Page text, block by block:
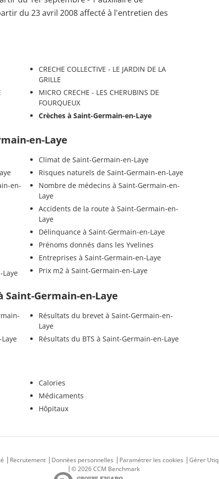
du 23 avril 2008 affecté à l'entretien des
CRECHE COLLECTIVE - LE JARDIN DE LA
GRILLE
MICRO CRECHE - LES CHERUBINS DE
FOURQUEUX
Crèches à Saint-Germain-en-Laye
en-Laye
en-
Climat de Saint-Germain-en-Laye
Risques naturels de Saint-Germain-en-Laye
Nombre de médecins à Saint-Germain-en-
Laye
Accidents de la route à Saint-Germain-en-
Laye
Délinquance à Saint-Germain-en-Laye
Prénoms donnés dans les Yvelines
Entreprises à Saint-Germain-en-Laye
Prix m2 à Saint-Germain-en-Laye
Germain-en-Laye
Résultats du brevet à Saint-Germain-en-
Laye
Résultats du BTS à Saint-Germain-en-Laye
Calories
Médicaments
Hôpitaux
Recrutement Données personnelles Paramétrer les cookies Gérer Utiq
© 2026 CCM Benchmark